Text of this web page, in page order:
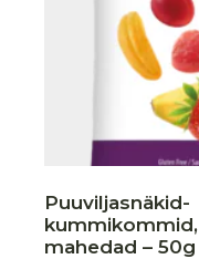
Puuviljasnäkid-
kummikommid,
mahedad – 50g